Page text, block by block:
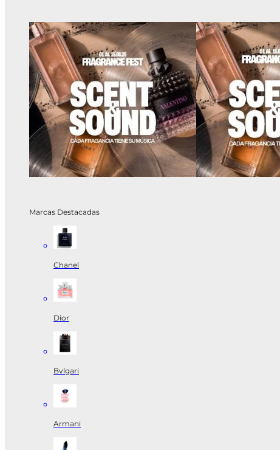
Marcas Destacadas
Chanel
Dior
Bvlgari
Armani